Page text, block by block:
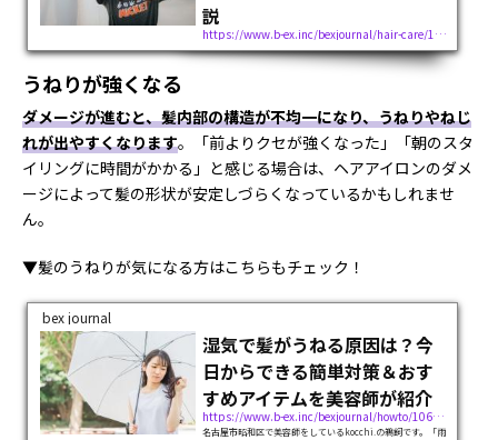
説
https://www.b-ex.inc/bexjournal/hair-care/112229
「髪がパサパサでまとまらない」「ツヤがなく老けて見える」「ケアしているのに改善しない」そんな
お悩みを抱えていませんか？髪のパサつきは、季節や年齢に関わらず多くの人が抱える悩みです。髪が
パサパサでコンディションが悪いと、印象や気分まで左右されてしま...
うねりが強くなる
ダメージが進むと、髪内部の構造が不均一になり、うねりやねじ
れが出やすくなります。「前よりクセが強くなった」「朝のスタ
イリングに時間がかかる」と感じる場合は、ヘアアイロンのダメ
ージによって髪の形状が安定しづらくなっているかもしれませ
ん。
▼髪のうねりが気になる方はこちらもチェック！
bex journal
湿気で髪がうねる原因は？今
日からできる簡単対策＆おす
すめアイテムを美容師が紹介
https://www.b-ex.inc/bexjournal/howto/106655
名古屋市昭和区で美容師をしているkocchi.の鵜飼です。「雨